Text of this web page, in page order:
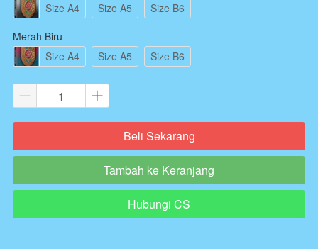
Size A4
Size A5
Size B6
Merah Biru
Size A4
Size A5 Size B6
`Beli Sekarang
`
Tambah ke Keranjang
`Hubungi CS